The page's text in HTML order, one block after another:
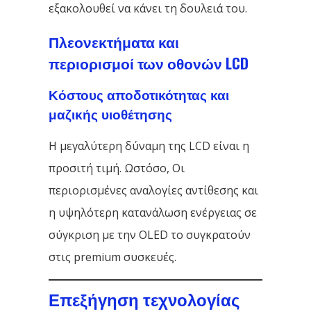
εξακολουθεί να κάνει τη δουλειά του.
Πλεονεκτήματα και
περιορισμοί των οθονών LCD
Κόστους αποδοτικότητας και
μαζικής υιοθέτησης
Η μεγαλύτερη δύναμη της LCD είναι η
προσιτή τιμή. Ωστόσο, Οι
περιορισμένες αναλογίες αντίθεσης και
η υψηλότερη κατανάλωση ενέργειας σε
σύγκριση με την OLED το συγκρατούν
στις premium συσκευές.
Επεξήγηση τεχνολογίας